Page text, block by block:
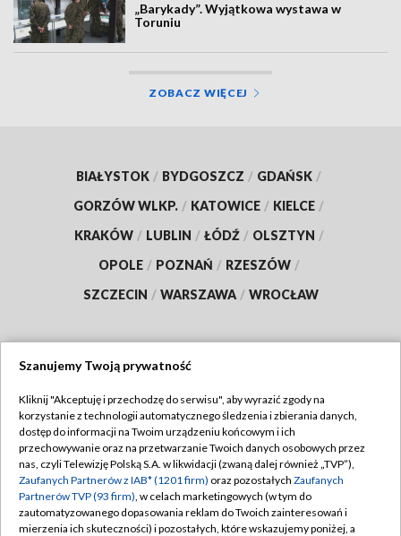
„Barykady”. Wyjątkowa wystawa w
Toruniu
ZOBACZ WIĘCEJ
BIAŁYSTOK / BYDGOSZCZ / GDAŃSK /
GORZÓW WLKP. / KATOWICE / KIELCE /
KRAKÓW / LUBLIN / ŁÓDŹ / OLSZTYN /
OPOLE / POZNAŃ / RZESZÓW /
SZCZECIN / WARSZAWA / WROCŁAW
TVP
Abonament TVP
Emisja w TVP
Centrum informacji TVP
Regulamin TVP
Polityka prywatności
Moje zgody
Szanujemy Twoją prywatność
Kliknij "Akceptuję i przechodzę do serwisu", aby wyrazić zgody na
korzystanie z technologii automatycznego śledzenia i zbierania danych,
dostęp do informacji na Twoim urządzeniu końcowym i ich
przechowywanie oraz na przetwarzanie Twoich danych osobowych przez
nas, czyli Telewizję Polską S.A. w likwidacji (zwaną dalej również „TVP”),
Zaufanych Partnerów z IAB* (1201 firm) oraz pozostałych Zaufanych
Partnerów TVP (93 firm), w celach marketingowych (w tym do
zautomatyzowanego dopasowania reklam do Twoich zainteresowań i
mierzenia ich skuteczności) i pozostałych, które wskazujemy poniżej, a